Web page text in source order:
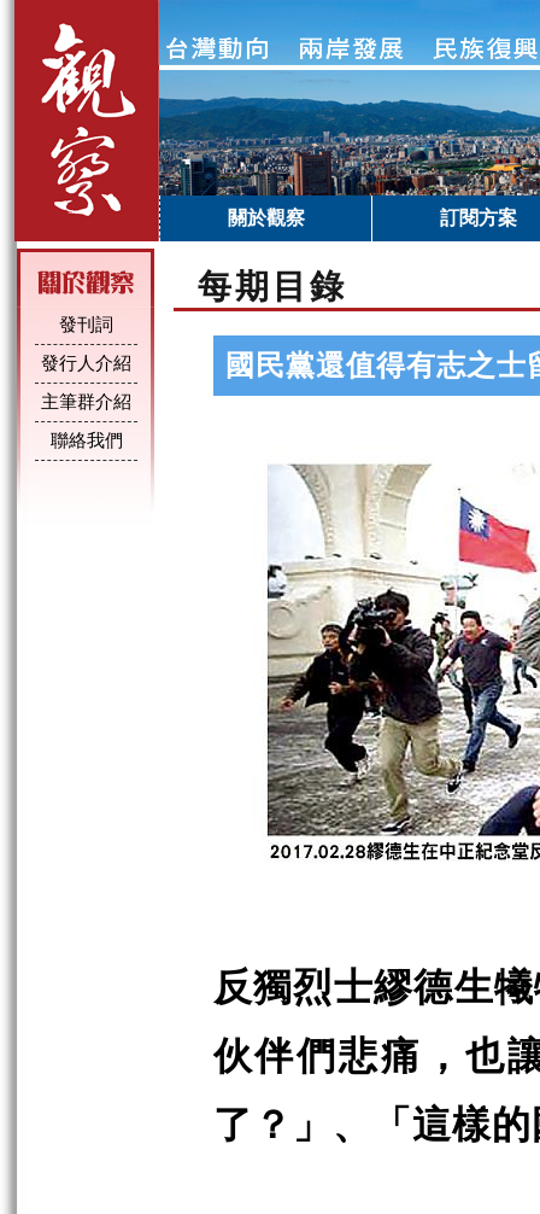
關於觀察 訂閱方案
發刊詞
發行人介紹
主筆群介紹
聯絡我們
每期目錄
國民黨還值得有志之士
反獨烈士繆德生
伙伴們悲痛，也
了？」、「這樣